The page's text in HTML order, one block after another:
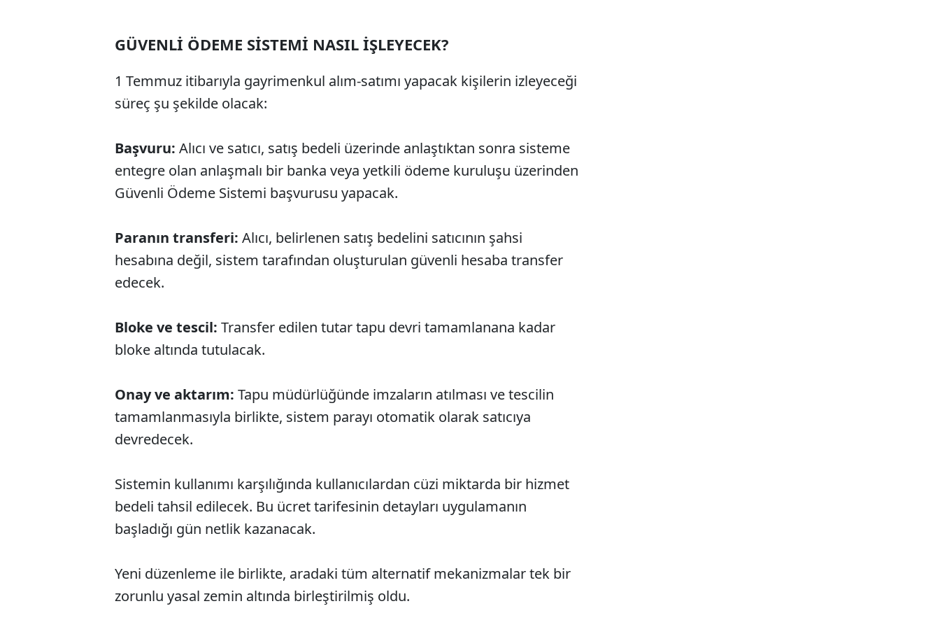
GÜVENLİ ÖDEME SİSTEMİ NASIL İŞLEYECEK?
1 Temmuz itibarıyla gayrimenkul alım-satımı yapacak kişilerin izleyeceği
süreç şu şekilde olacak:
Başvuru: Alıcı ve satıcı, satış bedeli üzerinde anlaştıktan sonra sisteme
entegre olan anlaşmalı bir banka veya yetkili ödeme kuruluşu üzerinden
Güvenli Ödeme Sistemi başvurusu yapacak.
Paranın transferi: Alıcı, belirlenen satış bedelini satıcının şahsi
hesabına değil, sistem tarafından oluşturulan güvenli hesaba transfer
edecek.
Bloke ve tescil: Transfer edilen tutar tapu devri tamamlanana kadar
bloke altında tutulacak.
Onay ve aktarım: Tapu müdürlüğünde imzaların atılması ve tescilin
tamamlanmasıyla birlikte, sistem parayı otomatik olarak satıcıya
devredecek.
Sistemin kullanımı karşılığında kullanıcılardan cüzi miktarda bir hizmet
bedeli tahsil edilecek. Bu ücret tarifesinin detayları uygulamanın
başladığı gün netlik kazanacak.
Yeni düzenleme ile birlikte, aradaki tüm alternatif mekanizmalar tek bir
zorunlu yasal zemin altında birleştirilmiş oldu.